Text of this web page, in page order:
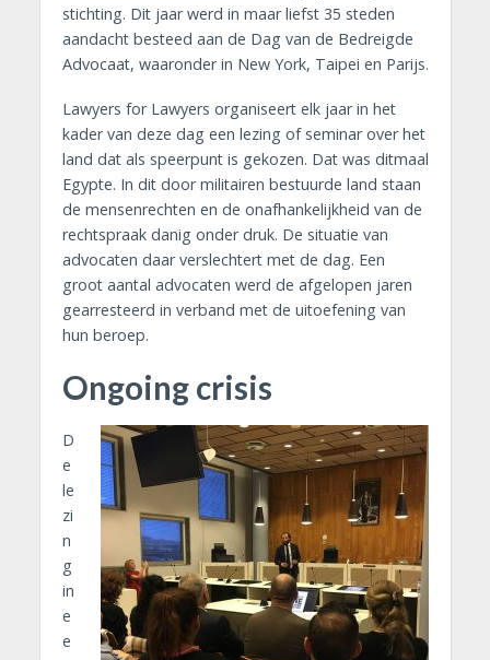
stichting. Dit jaar werd in maar liefst 35 steden
aandacht besteed aan de Dag van de Bedreigde
Advocaat, waaronder in New York, Taipei en Parijs.
Lawyers for Lawyers organiseert elk jaar in het
kader van deze dag een lezing of seminar over het
land dat als speerpunt is gekozen. Dat was ditmaal
Egypte. In dit door militairen bestuurde land staan
de mensenrechten en de onafhankelijkheid van de
rechtspraak danig onder druk. De situatie van
advocaten daar verslechtert met de dag. Een
groot aantal advocaten werd de afgelopen jaren
gearresteerd in verband met de uitoefening van
hun beroep.
Ongoing crisis
D
e
le
zi
n
g
in
e
e